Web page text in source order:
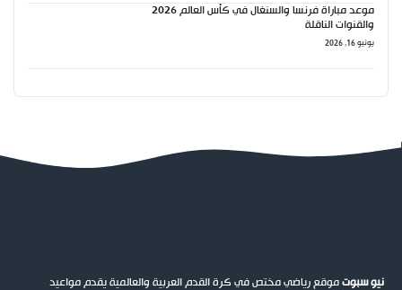
موعد مباراة فرنسا والسنغال في كأس العالم 2026
والقنوات الناقلة
يونيو 16, 2026
نيو سبوتموقع رياضي مختص في كرة القدم العربية والعالمية يقدم مواعيد